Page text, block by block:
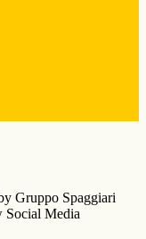
Gruppo Spaggiari
Social Media